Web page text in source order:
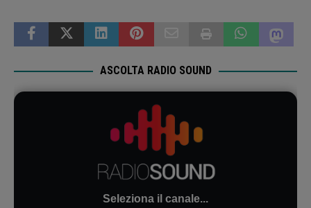
ASCOLTA RADIO SOUND
Seleziona il canale...